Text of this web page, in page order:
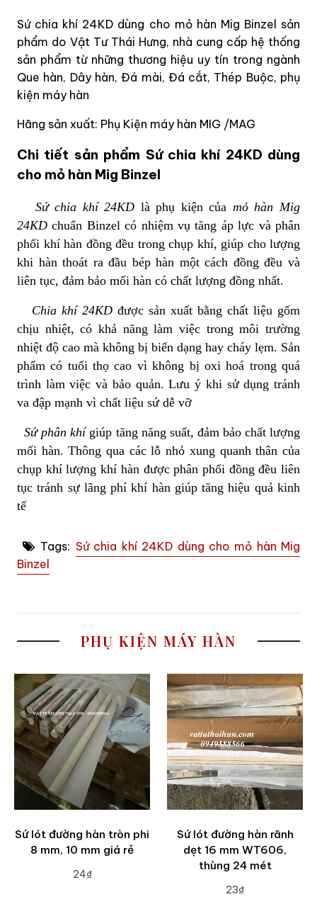
Sứ chia khí 24KD dùng cho mỏ hàn Mig Binzel sản
phẩm do Vật Tư Thái Hưng, nhà cung cấp hệ thống
sản phẩm từ những thương hiệu uy tín trong ngành
Que hàn, Dây hàn, Đá mài, Đá cắt, Thép Buộc, phụ
kiện máy hàn
Hãng sản xuất: Phụ Kiện máy hàn MIG /MAG
Chi tiết sản phẩm Sứ chia khí 24KD dùng
cho mỏ hàn Mig Binzel
Sứ chia khí 24KD là phụ kiện của mỏ hàn Mig
24KD chuẩn Binzel có nhiệm vụ tăng áp lực và phân
phối khí hàn đồng đều trong chụp khí, giúp cho lượng
khi hàn thoát ra đầu bép hàn một cách đồng đều và
liên tục, đảm bảo mối hàn có chất lượng đồng nhất.
Chia khí 24KD được sản xuất bằng chất liệu gốm
chịu nhiệt, có khả năng làm việc trong môi trường
nhiệt độ cao mà không bị biến dạng hay cháy lẹm. Sản
phẩm có tuổi thọ cao vì không bị oxi hoá trong quá
trình làm việc và bảo quản. Lưu ý khi sử dụng tránh
va đập mạnh vì chất liệu sứ dễ vỡ
Sứ phân khígiúp tăng năng suất, đảm bảo chất lượng
mối hàn. Thông qua các lỗ nhỏ xung quanh thân của
chụp khí lượng khí hàn được phân phối đồng đều liên
tục tránh sự lãng phí khí hàn giúp tăng hiệu quả kinh
tế
Tags: Sứ chia khí 24KD dùng cho mỏ hàn Mig
Binzel
PHỤ KIỆN MÁY HÀN
Sứ lót đường hàn tròn phi
8 mm, 10 mm giá rẻ
24₫
Sứ lót đường hàn rãnh
dẹt 16 mm WT606,
thùng 24 mét
23₫